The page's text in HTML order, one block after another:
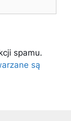
spamu.
są